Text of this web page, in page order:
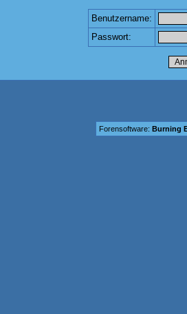
Benutzername:
Passwort:
Forensoftware: Burning